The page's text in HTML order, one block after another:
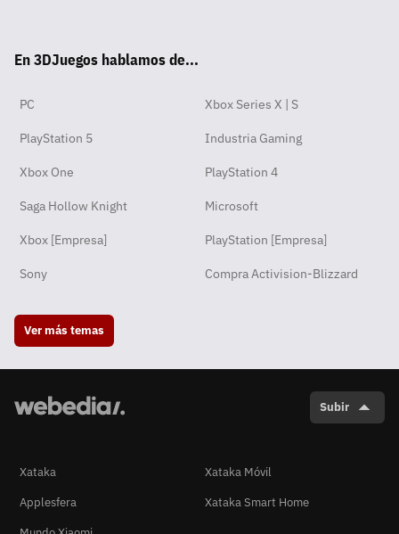
pp
ok
En 3DJuegos hablamos de...
PC Xbox Series X | S
PlayStation 5 Industria Gaming
Xbox One PlayStation 4
Saga Hollow Knight Microsoft
Xbox [Empresa] PlayStation [Empresa]
Sony Compra Activision-Blizzard
Ver más temas
Subir
Xataka
Xataka Móvil
Applesfera
Xataka Smart Home